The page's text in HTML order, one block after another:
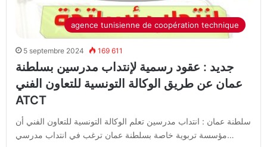
agence tunisienne de coopération technique
5 septembre 2024 169 611
جديد : عقود رسمية لإنتداب مدرسين بسلطنة
عمان عن طريق الوكالة التونسية للتعاون الفني
ATCT
سلطنة عمان : انتداب مدرسين تعلم الوكالة التونسية للتعاون الفني أن
مؤسسة تربوية خاصة بسلطنة عمان ترغب في انتداب مدرسي…